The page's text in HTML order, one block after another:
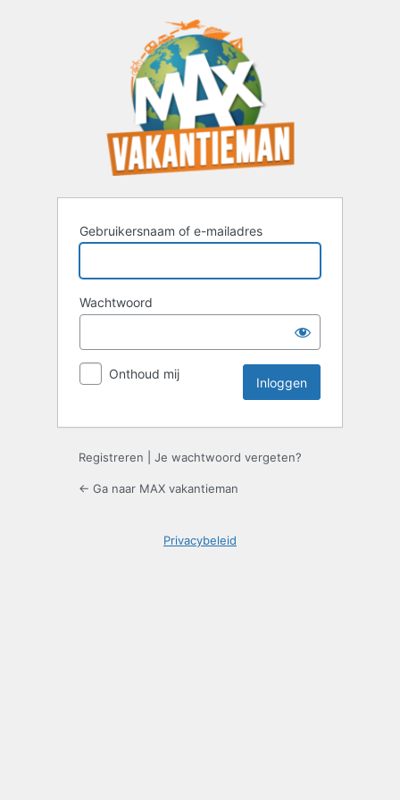
Gebruikersnaam of e-mailadres
Wachtwoord
Onthoud mij
Registreren Je wachtwoord vergeten?
← Ga naar MAX vakantieman
Privacybeleid